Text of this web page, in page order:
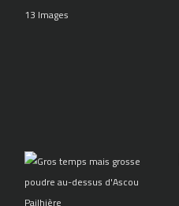
13 Images